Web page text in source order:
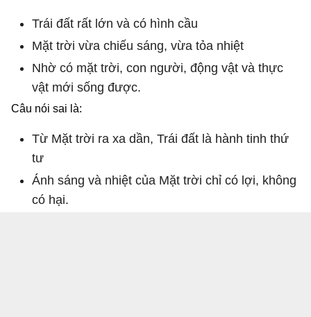
Trái đất rất lớn và có hình cầu
Mặt trời vừa chiếu sáng, vừa tỏa nhiệt
Nhờ có mặt trời, con người, động vật và thực
vật mới sống được.
Câu nói sai là:
Từ Mặt trời ra xa dần, Trái đất là hành tinh thứ
tư
Ánh sáng và nhiệt của Mặt trời chỉ có lợi, không
có hại.